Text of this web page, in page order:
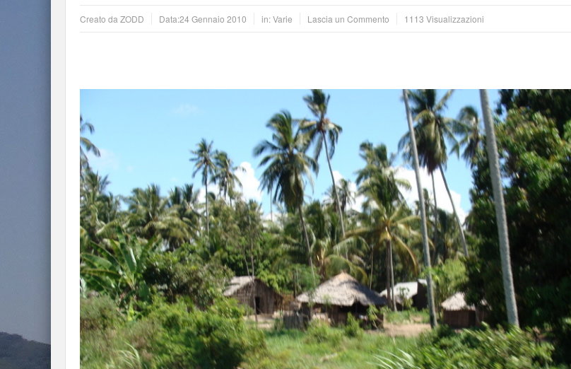
Creato da ZODD Data:24 Gennaio 2010 in:Varie Lascia un Commento 1113 Visualizzazioni